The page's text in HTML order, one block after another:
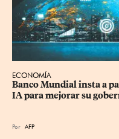
ECONOMÍA
Banco Mundial insta a
IA para mejorar su
Por AFP